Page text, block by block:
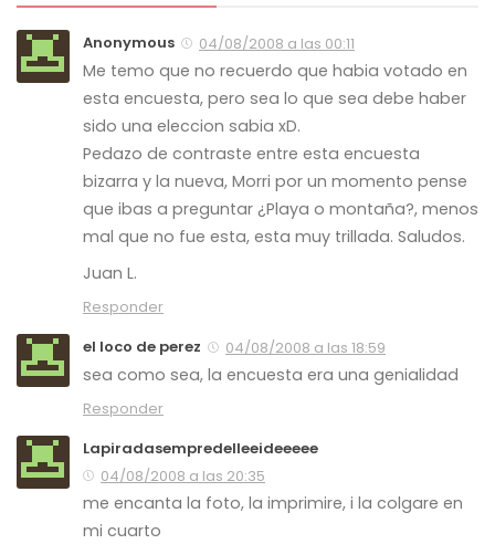
Anonymous 04/08/2008 a las 00:11
Me temo que no recuerdo que habia votado en
esta encuesta, pero sea lo que sea debe haber
sido una eleccion sabia xD.
Pedazo de contraste entre esta encuesta
bizarra y la nueva, Morri por un momento pense
que ibas a preguntar ¿Playa o montaña?, menos
mal que no fue esta, esta muy trillada. Saludos.
Juan L.
Responder
el loco de perez
04/08/2008 a las 18:59
sea como sea, la encuesta era una genialidad
Responder
Lapiradasempredelleeideeeee
04/08/2008 a las 20:35
me encanta la foto, la imprimire, i la colgare en
mi cuarto